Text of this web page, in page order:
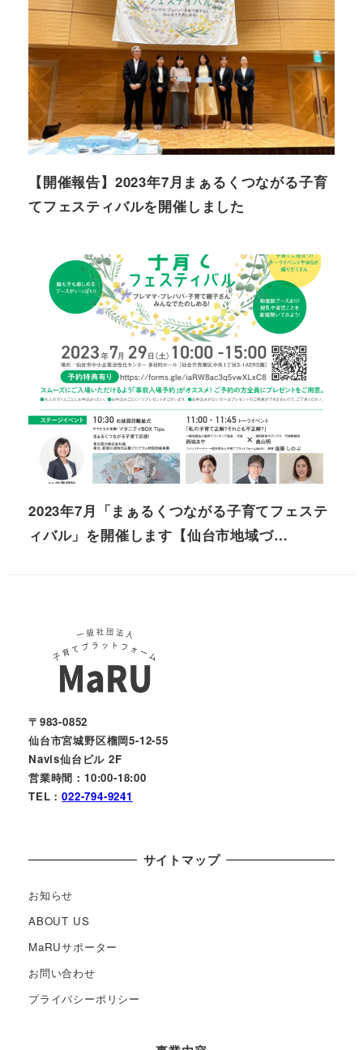
【開催報告】2023年7月まぁるくつながる子育
てフェスティバルを開催しました
2023年7月「まぁるくつながる子育てフェステ
ィバル」を開催します【仙台市地域づ…
〒983-0852
仙台市宮城野区榴岡5-12-55
Navis仙台ビル 2F
営業時間：10:00-18:00
TEL：022-794-9241
サイトマップ
お知らせ
ABOUT US
MaRUサポーター
お問い合わせ
プライバシーポリシー